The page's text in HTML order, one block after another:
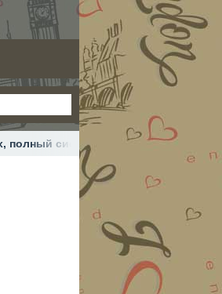
полный системный курс до С1